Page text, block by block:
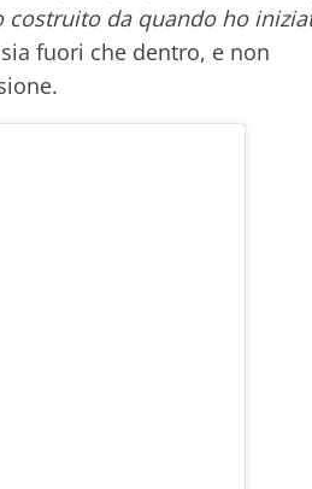
costruito da quando ho
fuori che dentro, e non